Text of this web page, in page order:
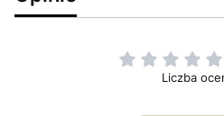
Liczba